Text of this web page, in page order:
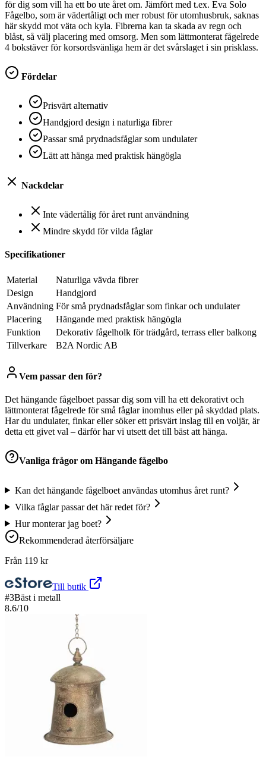
för dig som vill ha ett bo ute året om. Jämfört med t.ex. Eva Solo
Fågelbo, som är vädertåligt och mer robust för utomhusbruk, saknas
här skydd mot väta och kyla. Fibrerna kan ta skada av regn och
blåst, så välj placering med omsorg. Men som lättmonterat fågelrede
4 bokstäver för korsordsvänliga hem är det svårslaget i sin prisklass.
Fördelar
Prisvärt alternativ
Handgjord design i naturliga fibrer
Passar små prydnadsfåglar som undulater
Lätt att hänga med praktisk hängögla
Nackdelar
Inte vädertålig för året runt användning
Mindre skydd för vilda fåglar
Specifikationer
Material
Naturliga vävda fibrer
Design
Handgjord
Användning För små prydnadsfåglar som finkar och undulater
Placering
Hängande med praktisk hängögla
Funktion
Dekorativ fågelholk för trädgård, terrass eller balkong
Tillverkare
B2A Nordic AB
Vem passar den för?
Det hängande fågelboet passar dig som vill ha ett dekorativt och
lättmonterat fågelrede för små fåglar inomhus eller på skyddad plats.
Har du undulater, finkar eller söker ett prisvärt inslag till en voljär, är
detta ett givet val – därför har vi utsett det till bäst att hänga.
Vanliga frågor om Hängande fågelbo
Kan det hängande fågelboet användas utomhus året runt?
Vilka fåglar passar det här redet för?
Hur monterar jag boet?
Rekommenderad återförsäljare
Från 119 kr
Till butik
#3Bäst i metall
8.6/10